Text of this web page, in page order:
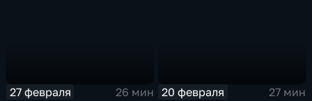
27 февраля
26 мин
20 февраля
27 мин